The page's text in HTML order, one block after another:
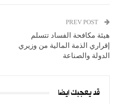
هيئة مكافحة الفساد تتسلم
إقراري الذمة المالية من وزيري
الدولة والصناعة
قد يعجبك ايضا